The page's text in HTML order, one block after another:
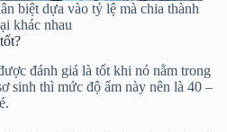
biệt dựa vào tỷ lệ mà chia thành
khác nhau
đánh giá là tốt khi nó nằm trong
sinh thì mức độ ẩm này nên là 40 –